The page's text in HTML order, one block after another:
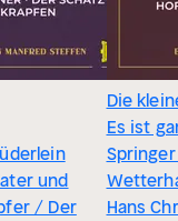
und
/ Der
Die
Es ist
Hans